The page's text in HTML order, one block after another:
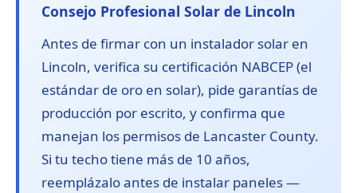
Consejo Profesional Solar de Lincoln
Antes de firmar con un instalador solar en
Lincoln, verifica su certificación NABCEP (el
estándar de oro en solar), pide garantías de
producción por escrito, y confirma que
manejan los permisos de Lancaster County.
Si tu techo tiene más de 10 años,
reemplázalo antes de instalar paneles —